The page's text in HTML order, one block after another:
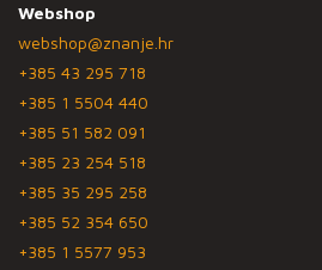
Webshop
webshop@znanje.hr
+385 43 295 718
+385 1 5504 440
+385 51 582 091
+385 23 254 518
+385 35 295 258
+385 52 354 650
+385 1 5577 953